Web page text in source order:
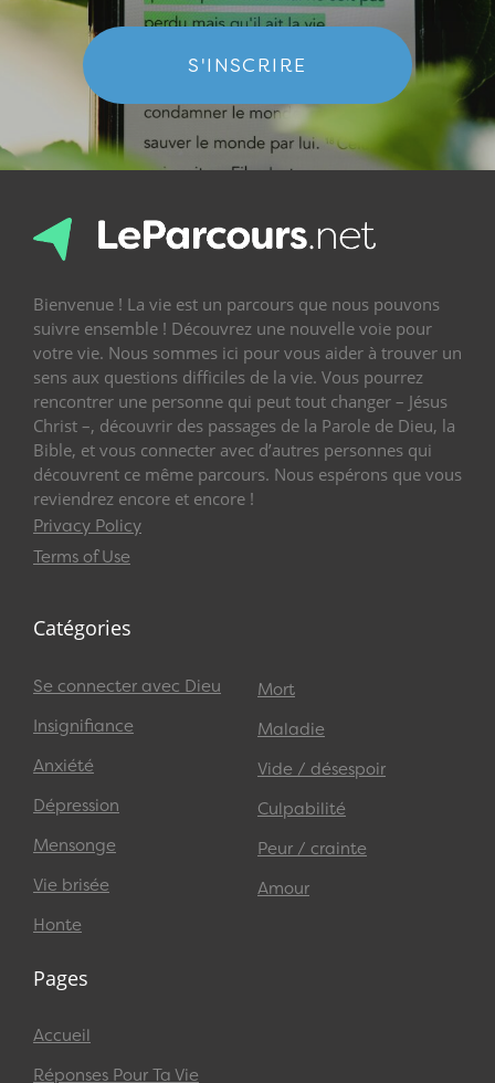
S'INSCRIRE
Bienvenue ! La vie est un parcours que nous pouvons
suivre ensemble ! Découvrez une nouvelle voie pour
votre vie. Nous sommes ici pour vous aider à trouver un
sens aux questions difficiles de la vie. Vous pourrez
rencontrer une personne qui peut tout changer – Jésus
Christ –, découvrir des passages de la Parole de Dieu, la
Bible, et vous connecter avec d’autres personnes qui
découvrent ce même parcours. Nous espérons que vous
reviendrez encore et encore !
Privacy Policy
Terms of Use
Catégories
Se connecter avec Dieu
Insignifiance
Anxiété
Dépression
Mensonge
Vie brisée
Honte
Mort
Maladie
Vide / désespoir
Culpabilité
Peur / crainte
Amour
Pages
Accueil
Réponses Pour Ta Vie